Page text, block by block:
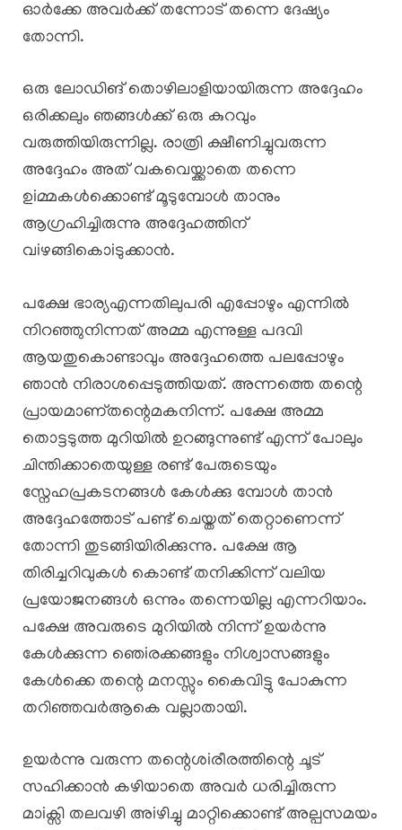
ഓർക്കേ അവർക്ക് തന്നോട് തന്നെ ദേഷ്യം
തോന്നി.
ഒരു ലോഡിങ് തൊഴിലാളിയായിരുന്ന അദ്ദേഹം
ഒരിക്കലും ഞങ്ങൾക്ക് ഒരു കുറവും
വരുത്തിയിരുന്നില്ല. രാത്രി ക്ഷീണിച്ചുവരുന്ന
അദ്ദേഹം അത് വകവെയ്ക്കാതെ തന്നെ
ഉiമ്മകൾക്കൊണ്ട് മൂടുമ്പോൾ താനും
ആഗ്രഹിച്ചിരുന്നു അദ്ദേഹത്തിന്
വiഴങ്ങികൊiടുക്കാൻ.
പക്ഷേ ഭാര്യഎന്നതിലുപരി എപ്പോഴും എന്നിൽ
നിറഞ്ഞുനിന്നത് അമ്മ എന്നുള്ള പദവി
ആയതുകൊണ്ടാവും അദ്ദേഹത്തെ പലപ്പോഴും
ഞാൻ നിരാശപ്പെടുത്തിയത്. അന്നത്തെ തന്റെ
പ്രായമാണ്തന്റെമകനിന്ന്. പക്ഷേ അമ്മ
തൊട്ടടുത്ത മുറിയിൽ ഉറങ്ങുന്നുണ്ട് എന്ന് പോലും
ചിന്തിക്കാതെയുള്ള രണ്ട് പേരുടെയും
സ്നേഹപ്രകടനങ്ങൾ കേൾക്കു മ്പോൾ താൻ
അദ്ദേഹത്തോട് പണ്ട് ചെയ്തത് തെറ്റാണെന്ന്
തോന്നി തുടങ്ങിയിരിക്കുന്നു. പക്ഷേ ആ
തിരിച്ചറിവുകൾ കൊണ്ട് തനിക്കിന്ന് വലിയ
പ്രയോജനങ്ങൾ ഒന്നും തന്നെയില്ല എന്നറിയാം.
പക്ഷേ അവരുടെ മുറിയിൽ നിന്ന് ഉയർന്നു
കേൾക്കുന്ന ഞെiരക്കങ്ങളും നിശ്വാസങ്ങളും
കേൾക്കെ തന്റെ മനസ്സും കൈവിട്ടു പോകുന്ന
തറിഞ്ഞവർആകെ വല്ലാതായി.
ഉയർന്നു വരുന്ന തന്റെശiരീരത്തിന്റെ ചൂട്
സഹിക്കാൻ കഴിയാതെ അവർ ധരിച്ചിരുന്ന
മാiക്സി തലവഴി അiഴിച്ചു മാറ്റിക്കൊണ്ട് അല്പസമയം